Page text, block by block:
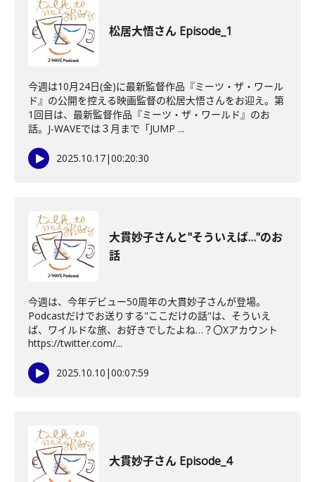
松居大悟さん Episode_1
今週は10月24日(金)に最新監督作品『ミーツ・ザ・ワール
ド』の公開を控える映画監督の松居大悟さんをお迎え。第
1回目は、最新監督作品『ミーツ・ザ・ワールド』のお
話。J-WAVEでは３月まで「JUMP ...
2025.10.17|00:20:30
大貫妙子さんと"そういえば…"のお
話
今週は、今年デビュー50周年の大貫妙子さんが登場。
Podcastだけでお送りする"ここだけの話"は、そういえ
ば、ワイルドな旅、お好きでしたよね…？〇Xアカウント
https://twitter.com/...
2025.10.10 |00:07:59
大貫妙子さん Episode_4